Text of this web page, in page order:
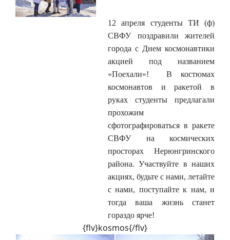
12 апреля студенты ТИ (ф)
СВФУ поздравили жителей
города с Днем космонавтики
акцией под названием
«Поехали»! В костюмах
космонавтов и ракетой в
руках студенты предлагали
прохожим
сфотографироваться в ракете
СВФУ на космических
просторах Нерюнгринского
района. Участвуйте в наших
акциях, будьте с нами, летайте
с нами, поступайте к нам, и
тогда ваша жизнь станет
гораздо ярче!
{flv}kosmos{/flv}